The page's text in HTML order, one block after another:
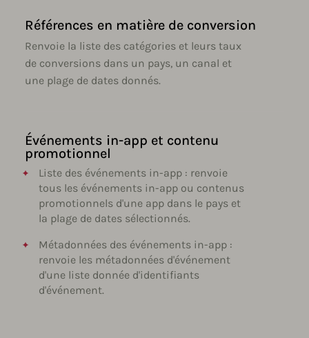
Références en matière de conversion
Renvoie la liste des catégories et leurs taux
de conversions dans un pays, un canal et
une plage de dates donnés.
Événements in-app et contenu
promotionnel
Liste des événements in-app : renvoie
tous les événements in-app ou contenus
promotionnels d'une app dans le pays et
la plage de dates sélectionnés.
Métadonnées des événements in-app :
renvoie les métadonnées d'événement
d'une liste donnée d'identifiants
d'événement.